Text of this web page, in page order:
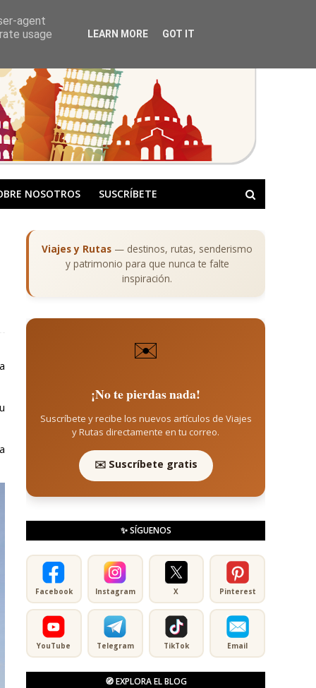
NOSOTROS SUSCRÍBETE
Viajes y Rutas — destinos, rutas, senderismo
y patrimonio para que nunca te falte
inspiración.
✉️
¡No te pierdas nada!
Suscríbete y recibe los nuevos artículos de Viajes
y Rutas directamente en tu correo.
✉️ Suscríbete gratis
✨ SÍGUENOS
Facebook Instagram X Pinterest
YouTube Telegram TikTok Email
🧭 EXPLORA EL BLOG
agent
usage
LEARN MORE GOT IT